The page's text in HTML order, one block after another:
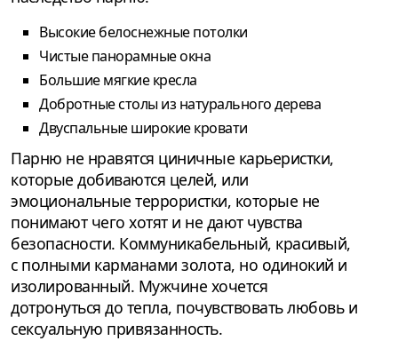
Высокие белоснежные потолки
Чистые панорамные окна
Большие мягкие кресла
Добротные столы из натурального дерева
Двуспальные широкие кровати
Парню не нравятся циничные карьеристки,
которые добиваются целей, или
эмоциональные террористки, которые не
понимают чего хотят и не дают чувства
безопасности. Коммуникабельный, красивый,
с полными карманами золота, но одинокий и
изолированный. Мужчине хочется
дотронуться до тепла, почувствовать любовь и
сексуальную привязанность.